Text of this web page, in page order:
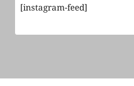
[instagram-feed]